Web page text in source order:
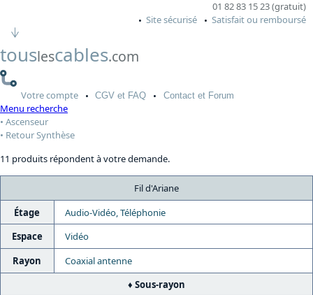
01 82 83 15 23 (gratuit)
Site sécurisé
Satisfait ou remboursé
touslescables.com
Votrecompte CGV et FAQ Contactet Forum
Menu recherche
Ascenseur
Retour Synthèse
11 produits répondent à votre demande.
Fil d'Ariane
Étage
Audio-Vidéo, Téléphonie
Espace
Vidéo
Rayon
Coaxial antenne
Sous-rayon